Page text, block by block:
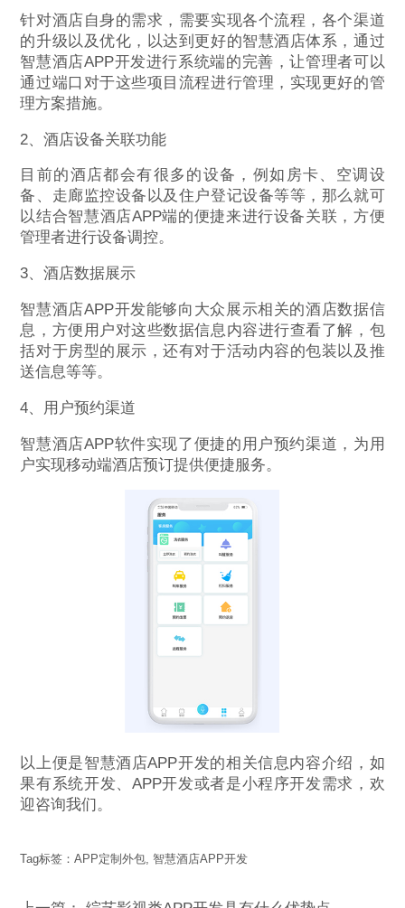
针对酒店自身的需求，需要实现各个流程，各个渠道
的升级以及优化，以达到更好的智慧酒店体系，通过
智慧酒店APP开发进行系统端的完善，让管理者可以
通过端口对于这些项目流程进行管理，实现更好的管
理方案措施。
2、酒店设备关联功能
目前的酒店都会有很多的设备，例如房卡、空调设
备、走廊监控设备以及住户登记设备等等，那么就可
以结合智慧酒店APP端的便捷来进行设备关联，方便
管理者进行设备调控。
3、酒店数据展示
智慧酒店APP开发能够向大众展示相关的酒店数据信
息，方便用户对这些数据信息内容进行查看了解，包
括对于房型的展示，还有对于活动内容的包装以及推
送信息等等。
4、用户预约渠道
智慧酒店APP软件实现了便捷的用户预约渠道，为用
户实现移动端酒店预订提供便捷服务。
以上便是智慧酒店APP开发的相关信息内容介绍，如
果有系统开发、APP开发或者是小程序开发需求，欢
迎咨询我们。
Tag标签：APP定制外包, 智慧酒店APP开发